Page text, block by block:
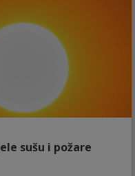
sušu i požare